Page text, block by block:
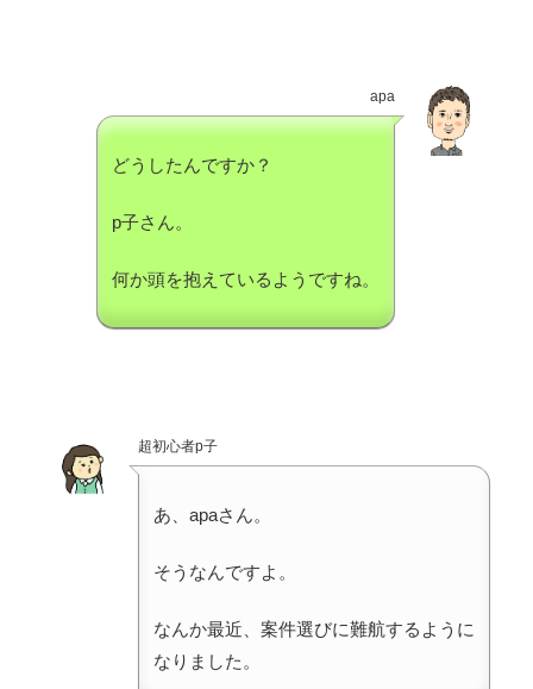
apa
どうしたんですか？
p子さん。
何か頭を抱えているようですね。
超初心者p子
あ、apaさん。
そうなんですよ。
なんか最近、案件選びに難航するように
なりました。